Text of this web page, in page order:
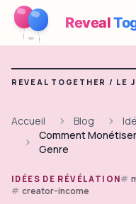
Reveal
Fonctionnement
Jeux
Blog
REVEAL TOGETHER / LE
Accueil Blog
Comment
Genre
IDÉES DE RÉVÉLATION
creator-income